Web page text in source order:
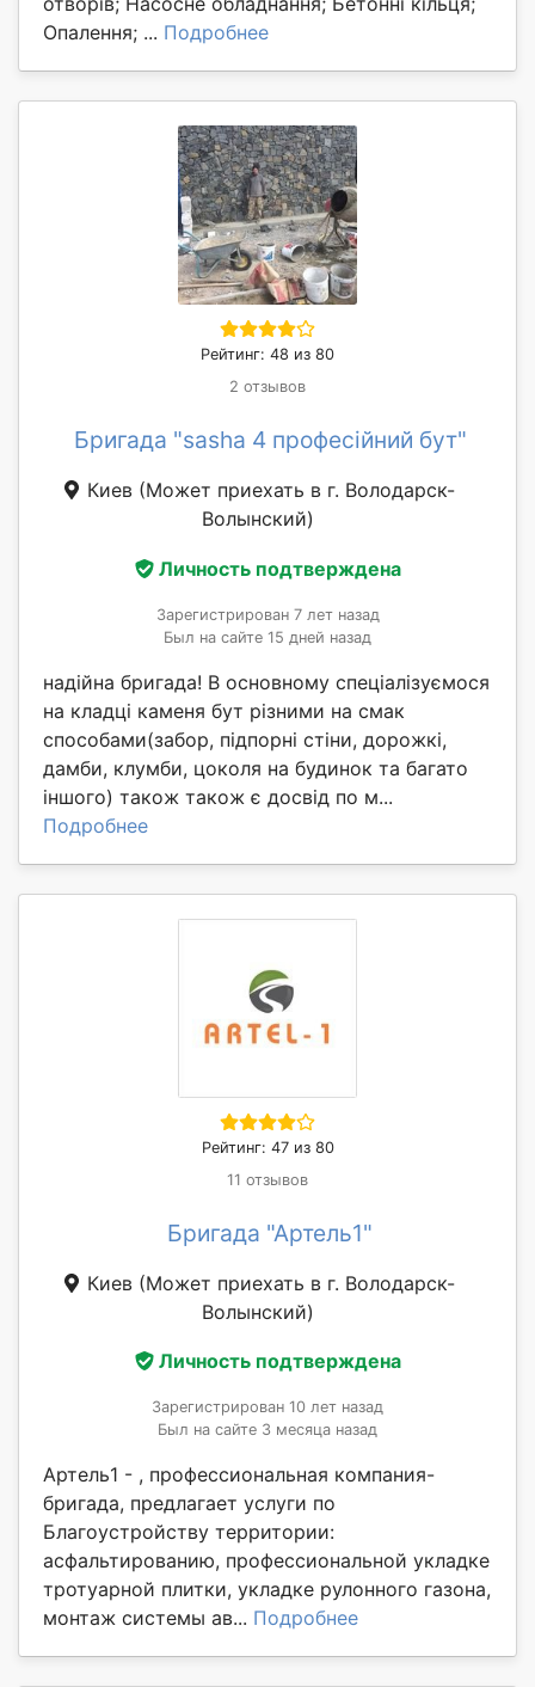
Опалення; ... Подробнее
Рейтинг: 48 из 80
2 отзывов
Бригада "sasha 4 професійний бут"
Киев (Может приехать в г. Володарск-
Волынский)
Личность подтверждена
Зарегистрирован 7 лет назад
Был на сайте 15 дней назад
надійна бригада! В основному спеціалізуємося
на кладці каменя бут різними на смак
способами(забор, підпорні стіни, дорожкі,
дамби, клумби, цоколя на будинок та багато
іншого) також також є досвід по м...
Подробнее
Рейтинг: 47 из 80
11 отзывов
Бригада "Артель1"
Киев (Может приехать в г. Володарск-
Волынский)
Личность подтверждена
Зарегистрирован 10 лет назад
Был на сайте 3 месяца назад
Артель1 - , профессиональная компания-
бригада, предлагает услуги по
Благоустройству территории:
асфальтированию, профессиональной укладке
тротуарной плитки, укладке рулонного газона,
монтаж системы ав... Подробнее